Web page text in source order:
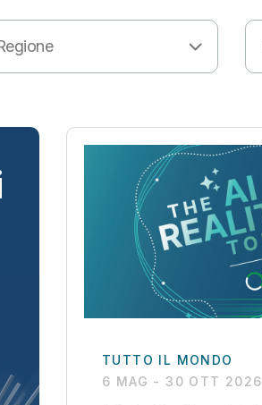
TUTTO IL MONDO
6 MAG - 30 OTT 2026